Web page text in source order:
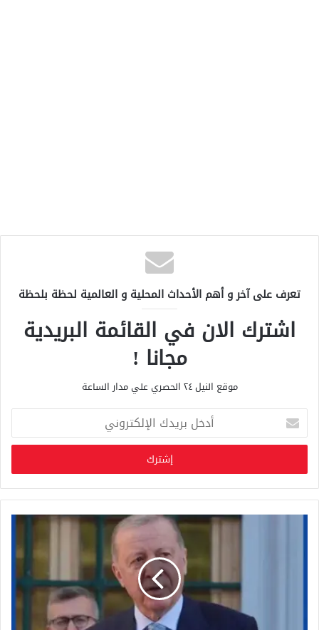
تعرف على آخر و أهم الأحداث المحلية و العالمية لحظة بلحظة
اشترك الان في القائمة البريدية
مجانا !
موقع النيل ٢٤ الحصري علي مدار الساعة
خ
ب
ر
ي
د